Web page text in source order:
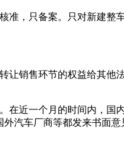
准，只备案。只对新建整
让销售环节的权益给其他
在近一个月的时间内，国
汽车厂商等都发来书面意